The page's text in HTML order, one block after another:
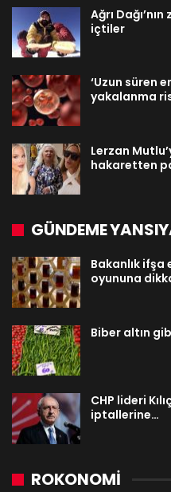
Ağrı
içtiler
‘Uzun süren
yakalanma
Lerzan
hakaretten
GÜNDEME
Bakanlık
oyununa
Biber altın
CHP lideri
iptallerine…
ROKONOMİ